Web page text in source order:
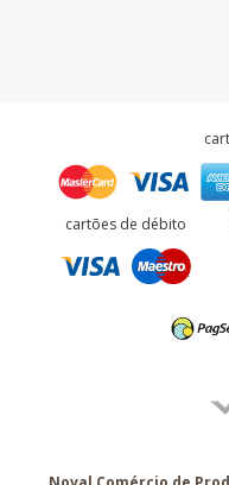
cartões de débito